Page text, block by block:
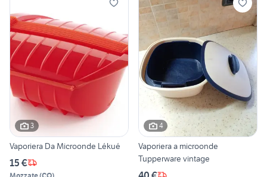
3
Vaporiera Da Microonde Lékué
15 €
4
Vaporiera a microonde
Tupperware vintage